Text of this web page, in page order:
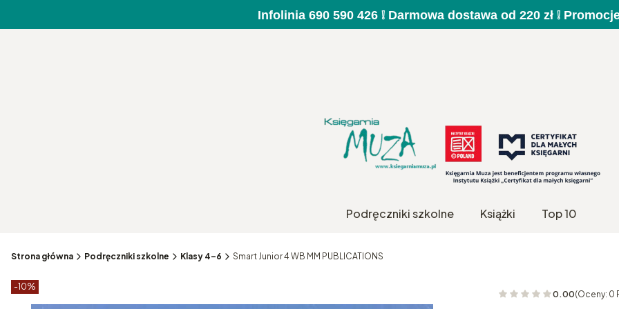
Infolinia 690 590 426 ❕ Darmowa dostawa od 220 zł ❕
Podręczniki szkolne Książki Top 10
Strona główna Podręczniki szkolne Klasy 4–6 Smart Junior 4 WB MM PUBLICATIONS
Etykiety produktu
-10%
0.00(Oceny: 0